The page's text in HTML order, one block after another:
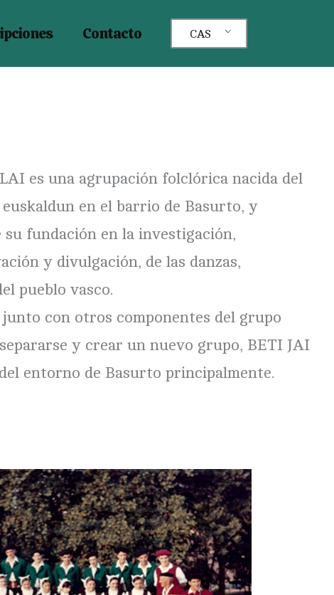
Contacto CAS
es una agrupación folclórica nacida del
en el barrio de Basurto, y
su fundación en la investigación,
y divulgación, de las danzas,
pueblo vasco.
junto con otros componentes del grupo
y crear un nuevo grupo, BETI JAI
entorno de Basurto principalmente.